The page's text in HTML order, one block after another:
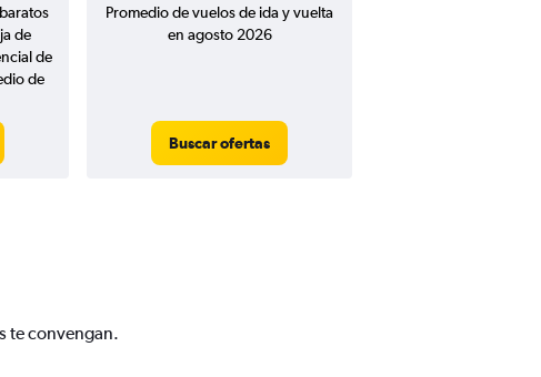
de
de
de
Promedio de vuelos de ida y vuelta
en agosto 2026
Buscar ofertas
te convengan.